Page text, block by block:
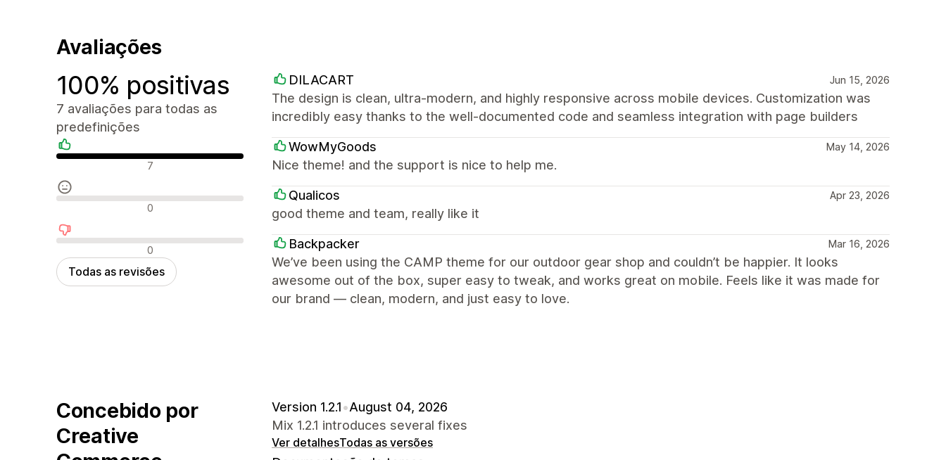
Avaliações
100% positivas
7 avaliações para todas as
predefinições
Avaliações positivas
7
Avaliações neutras
0
Avaliações negativas
0
Todas as revisões
DILACART Jun 15, 2026
The design is clean, ultra-modern, and highly responsive across mobile devices. Customization was
incredibly easy thanks to the well-documented code and seamless integration with page builders
WowMyGoods May 14, 2026
Nice theme! and the support is nice to help me.
Qualicos Apr 23, 2026
good theme and team, really like it
Backpacker Mar 16, 2026
We’ve been using the CAMP theme for our outdoor gear shop and couldn’t be happier. It looks
awesome out of the box, super easy to tweak, and works great on mobile. Feels like it was made for
our brand — clean, modern, and just easy to love.
Concebido por
Creative
Version 1.2.1•August 04, 2026
Mix 1.2.1 introduces several fixes
Ver detalhesTodas as versões